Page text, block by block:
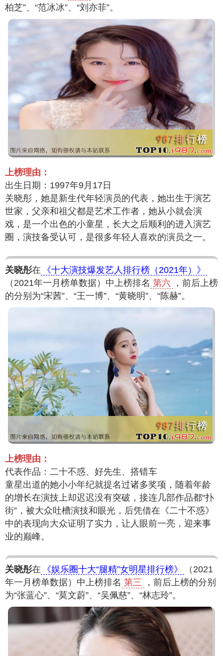
柏芝”、“范冰冰”、“刘亦菲”。
上榜理由：
出生日期：1997年9月17日
关晓彤，她是新生代年轻演员的代表，她出生于演艺
世家，父亲和祖父都是艺术工作者，她从小就会演
戏，是一个出色的小童星，长大之后顺利的进入演艺
圈，演技备受认可，是很多年轻人喜欢的演员之一。
关晓彤在
《十大演技爆发艺人排行榜（2021年）》
（2021年一月榜单数据）中上榜排名 第六
，前后上榜
的分别为“宋茜”、“王一博”、“黄晓明”、“陈赫”。
上榜理由：
代表作品：二十不惑、好先生、搭错车
童星出道的她小小年纪就提名过诸多奖项，随着年龄
的增长在演技上却迟迟没有突破，接连几部作品都“扑
街”，被大众吐槽演技和眼光，后凭借在《二十不惑》
中的表现向大众证明了实力，让人眼前一亮，迎来事
业的巅峰。
关晓彤在 《娱乐圈十大“腿精”女明星排行榜》
（2021
年一月榜单数据）中上榜排名 第三
，前后上榜的分别
为“张蓝心”、“莫文蔚”、“吴佩慈”、“林志玲”。